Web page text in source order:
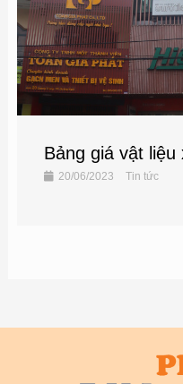
Bảng giá vật
20/06/2023 Tin tức